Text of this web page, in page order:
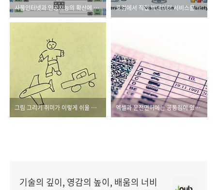
사물인터넷과 인공지능의 확산에 대응하는 아두이노의 진화 로컬에서 직접 빅데이터 서비스를 구현하고 싶다면...
그림 그리기 취미가 이렇게 쉬울 줄이야 엑셀과 운전면허에는 공통점이 있다?
기술의 깊이, 영감의 높이, 배움의 너비